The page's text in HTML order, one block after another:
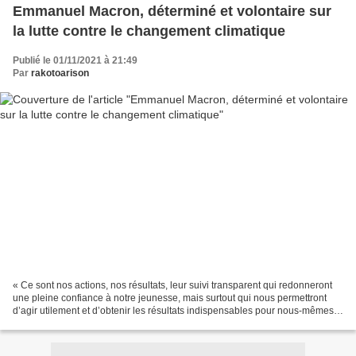
Emmanuel Macron, déterminé et volontaire sur
la lutte contre le changement climatique
Publié le 01/11/2021 à 21:49
Par rakotoarison
« Ce sont nos actions, nos résultats, leur suivi transparent qui redonneront
une pleine confiance à notre jeunesse, mais surtout qui nous permettront
d’agir utilement et d’obtenir les résultats indispensables pour nous-mêmes